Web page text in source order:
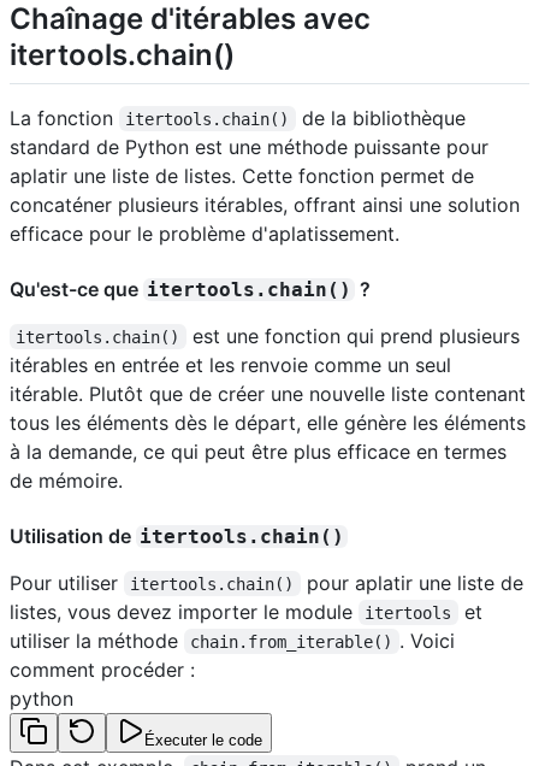
Chaînage d'itérables avec
itertools.chain()
La fonction itertools.chain()
de la bibliothèque
standard de Python est une méthode puissante pour
aplatir une liste de listes. Cette fonction permet de
concaténer plusieurs itérables, offrant ainsi une solution
efficace pour le problème d'aplatissement.
Qu'est-ce que itertools.chain() ?
itertools.chain()
est une fonction qui prend plusieurs
itérables en entrée et les renvoie comme un seul
itérable. Plutôt que de créer une nouvelle liste contenant
tous les éléments dès le départ, elle génère les éléments
à la demande, ce qui peut être plus efficace en termes
de mémoire.
Utilisation de itertools.chain()
Pour utiliser itertools.chain()
pour aplatir une liste de
listes, vous devez importer le module
itertools
et
utiliser la méthode
chain.from_iterable() . Voici
comment procéder :
python
Éxecuter le code